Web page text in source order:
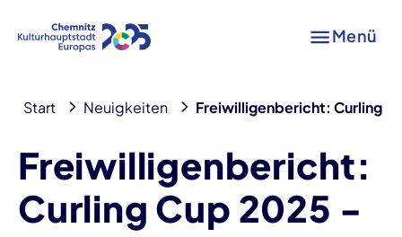
Menü
Start Neuigkeiten Freiwilligenbericht: Curling
Freiwilligenbericht:
Curling Cup 2025 -